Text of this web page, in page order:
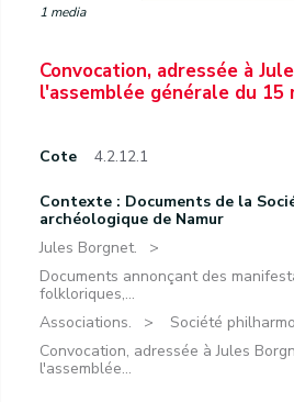
1 media
Convocation, adressée à
l'assemblée générale du 15
Cote 4.2.12.1
Contexte : Documents de la
archéologique de Namur
Jules Borgnet.
Documents annonçant des
folkloriques,...
Associations.
Société
Convocation, adressée à Jules
l'assemblée...